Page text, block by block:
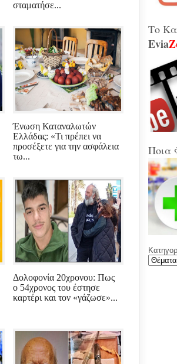
σταματήσε...
Ένωση Καταναλωτών
Ελλάδας: «Τι πρέπει να
προσέξετε για την ασφάλεια
τω...
Δολοφονία 20χρονου: Πως
ο 54χρονος του έστησε
καρτέρι και τον «γάζωσε»...
το
Στα
την
Το
Evia
Ποια